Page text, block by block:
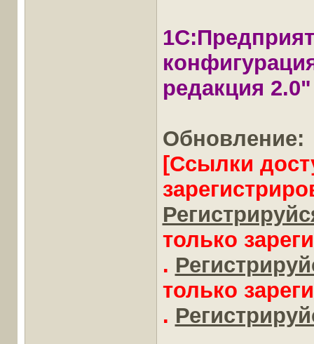
редакция
Обновление:
[Ссылки
только
.
только
.